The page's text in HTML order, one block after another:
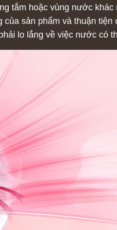
tắm hoặc vùng nước
sản phẩm và thuận
lo lắng về việc nước có